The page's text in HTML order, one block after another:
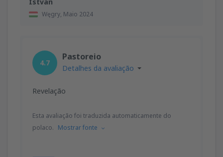
Węgry, Maio 2024
4.7
Pastoreio
Detalhes da avaliação
Revelação
Esta avaliação foi traduzida automaticamente do
polaco. Mostrar fonte